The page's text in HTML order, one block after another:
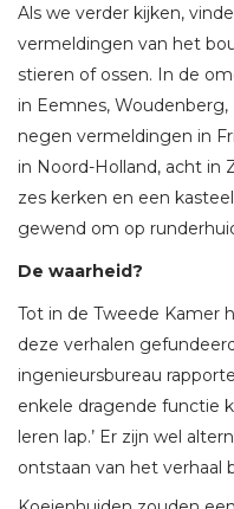
Als we verder kijken,
vermeldingen van het
stieren of ossen. In de
in Eemnes,
negen vermeldingen in
in Noord-Holland, acht in
zes kerken en een
gewend om op
De waarheid?
Tot in de Tweede Kamer
deze verhalen
ingenieursbureau
enkele dragende functie
leren lap.’ Er zijn wel
ontstaan van het verhaal